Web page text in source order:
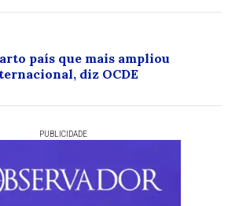
país que mais ampliou
diz OCDE
PUBLICIDADE